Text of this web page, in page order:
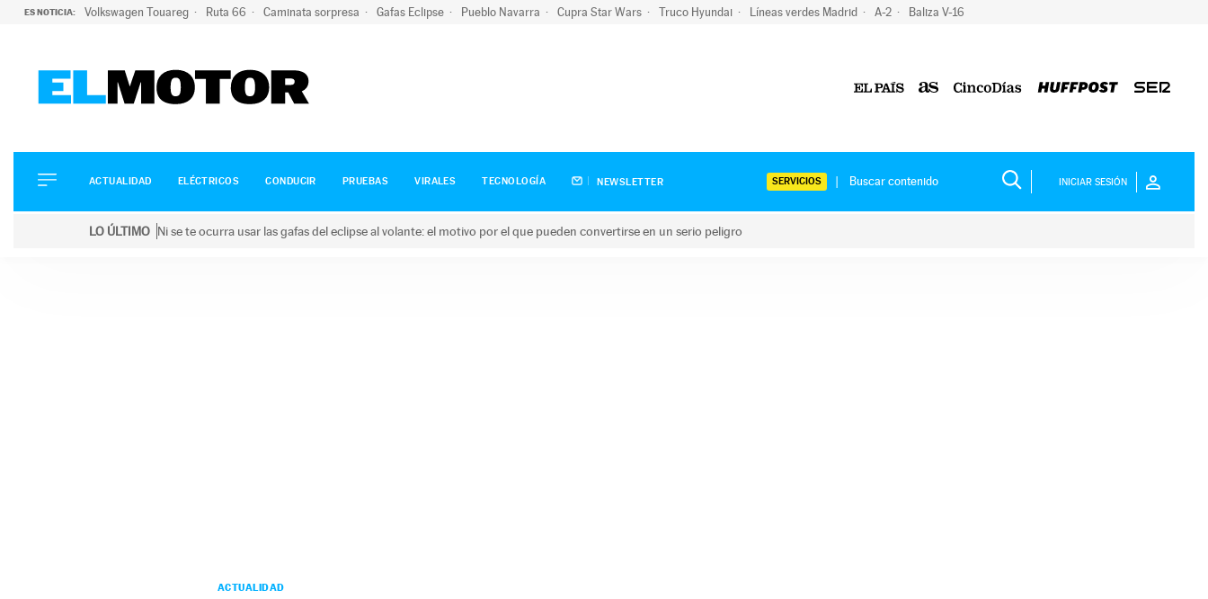
ES NOTICIA: Volkswagen Touareg Ruta 66 Caminata sorpresa Gafas Eclipse Pueblo Navarra Cupra Star Wars Truco Hyundai Líneas verdes Madrid A-2 Baliza V-16
ELÉCTRICOS
CONDUCIR
ACTUALIDAD ELÉCTRICOS CONDUCIR PRUEBAS VIRALES TECNOLOGÍA NEWSLETTER SERVICIOS INICIAR SESIÓN
LO ÚLTIMO Ni se te ocurra usar las gafas del eclipse al volante: el motivo por el que pueden convertirse en un serio peligro
ACTUALIDAD